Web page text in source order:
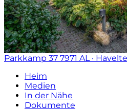
Parkkamp 37 7971 AL · Havelte
Heim
Medien
In der Nähe
Dokumente